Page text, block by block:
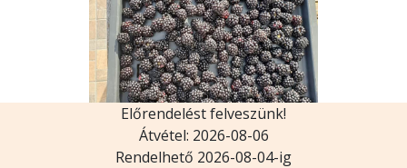
Előrendelést felveszünk!
Átvétel: 2026-08-06
Rendelhető 2026-08-04-ig